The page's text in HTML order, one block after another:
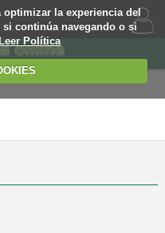
la experiencia del
continúa navegando o si
Política